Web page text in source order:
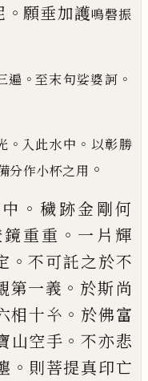
。 願垂加護鳴磬振
遍 。 至末句娑婆訶 。
。 入此水中 。 以彰勝
分作小杯之用 。
。 穢跡金剛何
鏡重重 。 一片輝
。 不可託之於不
第一義 。 於斯尚
相十𢆯 。 於佛富
山空手 。 不亦悲
。 則菩提真印亡